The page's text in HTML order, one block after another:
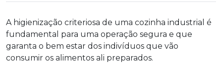
A higienização criteriosa de uma cozinha industrial é
fundamental para uma operação segura e que
garanta o bem estar dos indivíduos que vão
consumir os alimentos ali preparados.